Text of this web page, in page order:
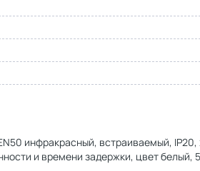
инфракрасный, встраиваемый,
и времени задержки, цвет белый,